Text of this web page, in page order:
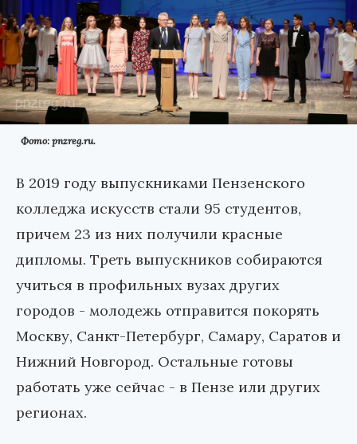
Фото: pnzreg.ru.
В 2019 году выпускниками Пензенского
колледжа искусств стали 95 студентов,
причем 23 из них получили красные
дипломы. Треть выпускников собираются
учиться в профильных вузах других
городов - молодежь отправится покорять
Москву, Санкт-Петербург, Самару, Саратов и
Нижний Новгород. Остальные готовы
работать уже сейчас - в Пензе или других
регионах.